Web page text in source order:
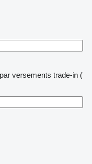
par versements trade-in (